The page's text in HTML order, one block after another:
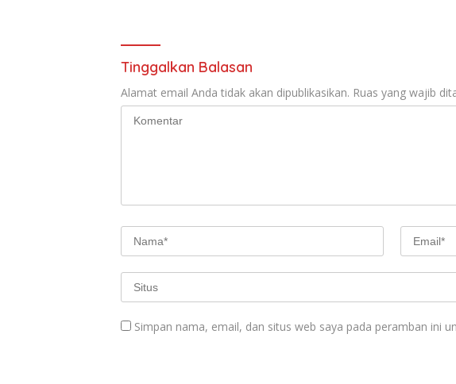
Tinggalkan Balasan
Alamat email Anda tidak akan dipublikasikan. Ruas yang wajib
Simpan nama, email, dan situs web saya pada peramban ini